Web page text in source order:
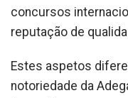
concursos
reputação de
Estes aspetos
notoriedade da